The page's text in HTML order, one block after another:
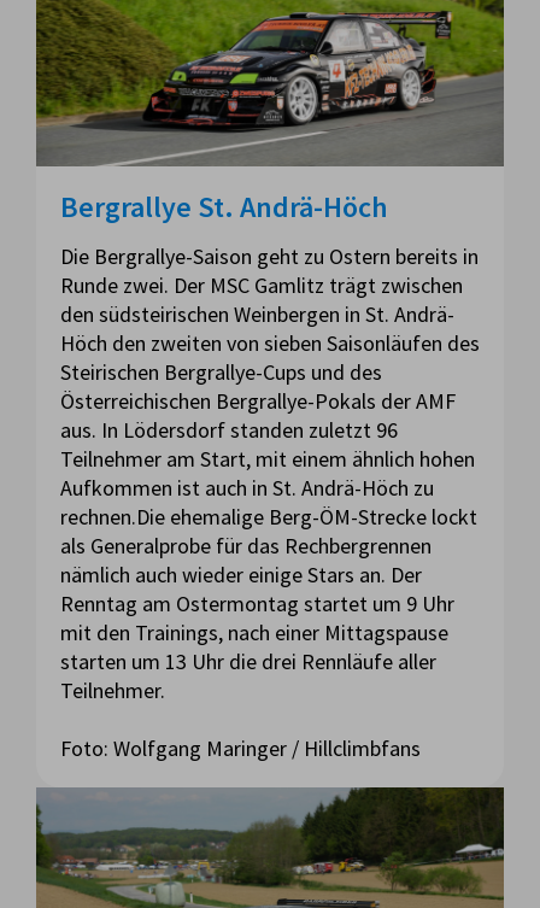
Bergrallye St. Andrä-Höch
Die Bergrallye-Saison geht zu Ostern bereits in
Runde zwei. Der MSC Gamlitz trägt zwischen
den südsteirischen Weinbergen in St. Andrä-
Höch den zweiten von sieben Saisonläufen des
Steirischen Bergrallye-Cups und des
Österreichischen Bergrallye-Pokals der AMF
aus. In Lödersdorf standen zuletzt 96
Teilnehmer am Start, mit einem ähnlich hohen
Aufkommen ist auch in St. Andrä-Höch zu
rechnen.Die ehemalige Berg-ÖM-Strecke lockt
als Generalprobe für das Rechbergrennen
nämlich auch wieder einige Stars an. Der
Renntag am Ostermontag startet um 9 Uhr
mit den Trainings, nach einer Mittagspause
starten um 13 Uhr die drei Rennläufe aller
Teilnehmer.
Foto: Wolfgang Maringer / Hillclimbfans